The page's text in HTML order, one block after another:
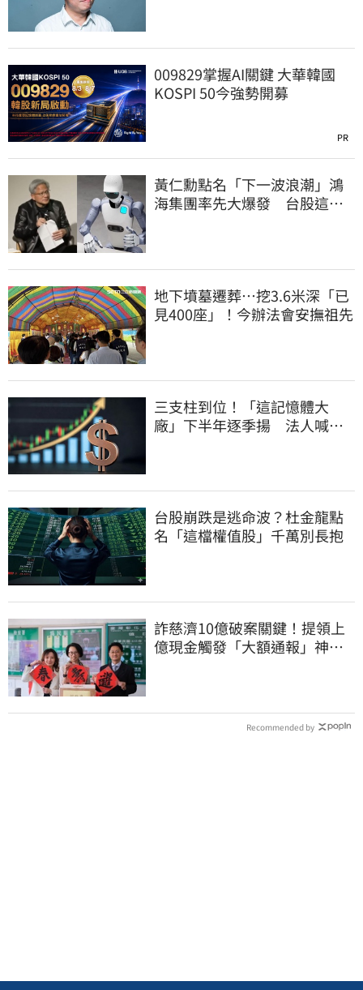
009829掌握AI關鍵 大華韓國
KOSPI 50今強勢開募
PR
黃仁勳點名「下一波浪潮」鴻
海集團率先大爆發 台股這族
地下墳墓遷葬…挖3.6米深「已
見400座」！今辦法會安撫祖先
三支柱到位！「這記憶體大
廠」下半年逐季揚 法人喊
台股崩跌是逃命波？杜金龍點
名「這檔權值股」千萬別長抱
詐慈濟10億破案關鍵！提領上
億現金觸發「大額通報」神鬼
Recommended by